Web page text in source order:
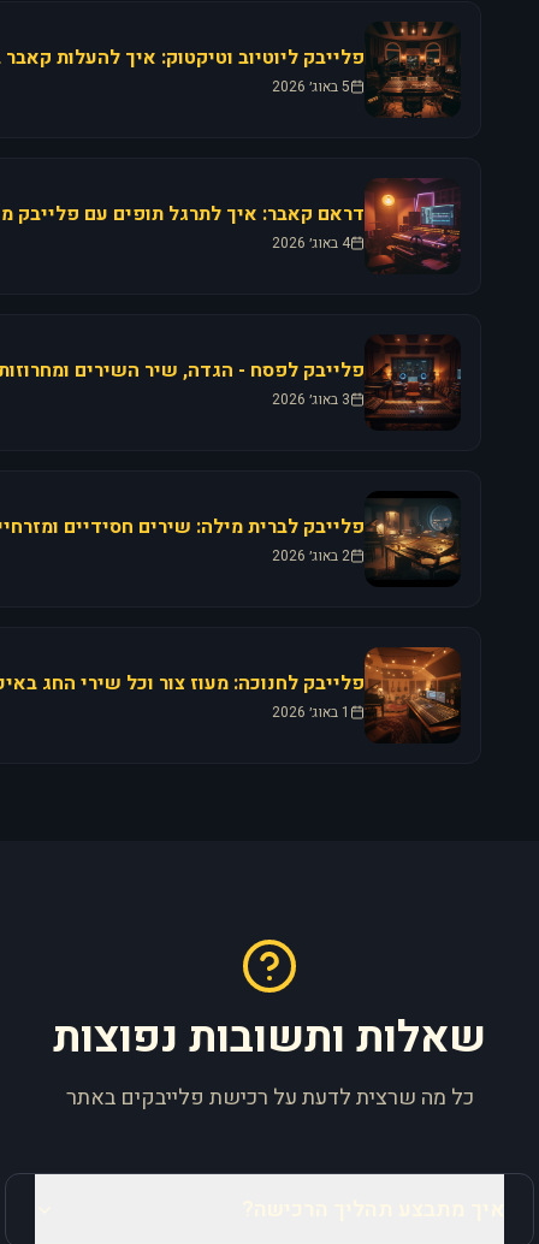
5 באוג׳ 2026
4 באוג׳ 2026
3 באוג׳ 2026
2 באוג׳ 2026
1 באוג׳ 2026
שאלות ותשובות נפוצות
כל מה שרצית לדעת על רכישת פלייבקים באתר